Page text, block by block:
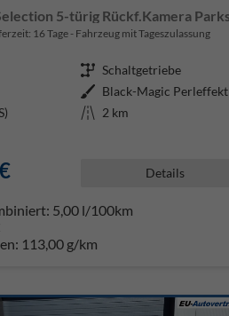
16 Tage Fahrzeug mit Tageszulassung
Getriebe Schaltgetriebe
Außenfarbe Black-Magic Perleffekt
Kilometerstand 2 km
Details
5,00 l/100km
113,00 g/km